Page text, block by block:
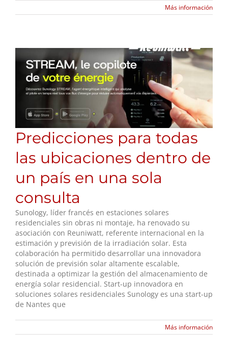
Más información
Predicciones para todas
las ubicaciones dentro de
un país en una sola
consulta
Sunology, líder francés en estaciones solares
residenciales sin obras ni montaje, ha renovado su
asociación con Reuniwatt, referente internacional en la
estimación y previsión de la irradiación solar. Esta
colaboración ha permitido desarrollar una innovadora
solución de previsión solar altamente escalable,
destinada a optimizar la gestión del almacenamiento de
energía solar residencial. Start-up innovadora en
soluciones solares residenciales Sunology es una start-up
de Nantes que
Más información